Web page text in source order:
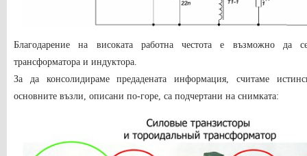
Благодарение на високата работна честота е възможно да
трансформатора и индуктора.
За да консолидираме предадената информация, считаме
основните възли, описани по-горе, са подчертани на снимката: